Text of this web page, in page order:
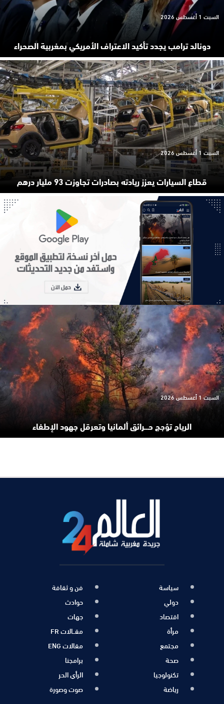
دونالد ترامب يجدد تأكيد الاعتراف الأمريكي بمغربية الصحراء
السبت 1 أغسطس 2026
قطاع السيارات يعزز ريادته بصادرات تجاوزت 93 مليار درهم
السبت 1 أغسطس 2026
الرياح تؤجج حـ.ـرائق ألمانيا وتعرقل جهود الإطفاء
السبت 1 أغسطس 2026
سياسة
دولي
اقتصاد
مرأة
مجتمع
صحة
تكنولوجيا
رياضة
فن و ثقافة
حوادث
جهات
مقــالات FR
مقالات ENG
برامجنا
الرأي الحر
صوت وصورة